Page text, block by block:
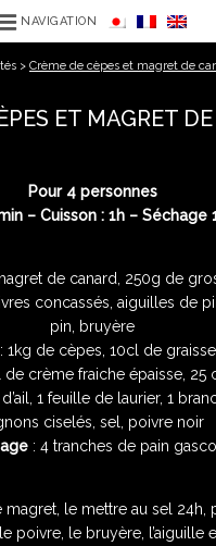
NAVIGATION
> Crème de cèpes et magret de
ET MAGRET
Pour 4 personnes
– Cuisson : 1h – Séchage
de canard, 250g de
concassés, aiguilles de
pin, bruyère
1kg de cèpes, 10cl de
crème fraiche épaisse, 25
1 feuille de laurier, 1
ciselés, sel, poivre noir
: 4 tranches de pain
magret, le mettre au sel 24h,
poivre, le bruyère, l’aiguille